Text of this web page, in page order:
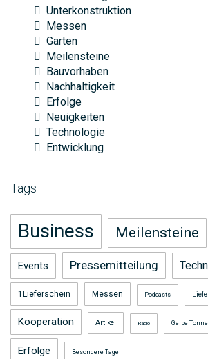
Unterkonstruktion
Messen
Garten
Meilensteine
Bauvorhaben
Nachhaltigkeit
Erfolge
Neuigkeiten
Technologie
Entwicklung
Tags
Business Meilensteine
Events Pressemitteilung
1Lieferschein Messen Podcasts
Kooperation Artikel Radio Gelbe Tonne
Erfolge Besondere Tage